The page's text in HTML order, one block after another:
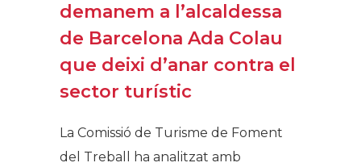
demanem a l’alcaldessa
de Barcelona Ada Colau
que deixi d’anar contra el
sector turístic
La Comissió de Turisme de Foment
del Treball ha analitzat amb